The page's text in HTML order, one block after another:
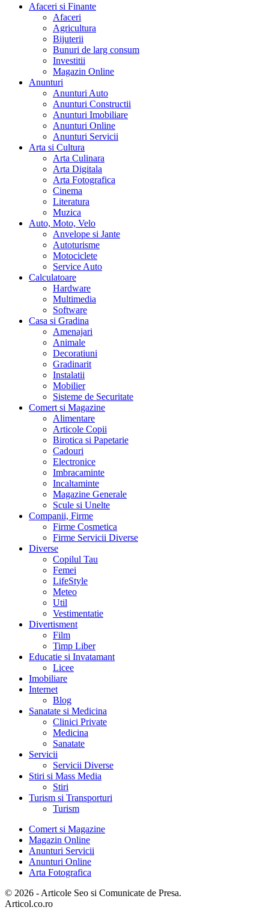
Afaceri si Finante
Afaceri
Agricultura
Bijuterii
Bunuri de larg consum
Investitii
Magazin Online
Anunturi
Anunturi Auto
Anunturi Constructii
Anunturi Imobiliare
Anunturi Online
Anunturi Servicii
Arta si Cultura
Arta Culinara
Arta Digitala
Arta Fotografica
Cinema
Literatura
Muzica
Auto, Moto, Velo
Anvelope si Jante
Autoturisme
Motociclete
Service Auto
Calculatoare
Hardware
Multimedia
Software
Casa si Gradina
Amenajari
Animale
Decoratiuni
Gradinarit
Instalatii
Mobilier
Sisteme de Securitate
Comert si Magazine
Alimentare
Articole Copii
Birotica si Papetarie
Cadouri
Electronice
Imbracaminte
Incaltaminte
Magazine Generale
Scule si Unelte
Companii, Firme
Firme Cosmetica
Firme Servicii Diverse
Diverse
Copilul Tau
Femei
LifeStyle
Meteo
Util
Vestimentatie
Divertisment
Film
Timp Liber
Educatie si Invatamant
Licee
Imobiliare
Internet
Blog
Sanatate si Medicina
Clinici Private
Medicina
Sanatate
Servicii
Servicii Diverse
Stiri si Mass Media
Stiri
Turism si Transporturi
Turism
Comert si Magazine
Magazin Online
Anunturi Servicii
Anunturi Online
Arta Fotografica
© 2026 - Articole Seo si Comunicate de Presa.
Articol.co.ro